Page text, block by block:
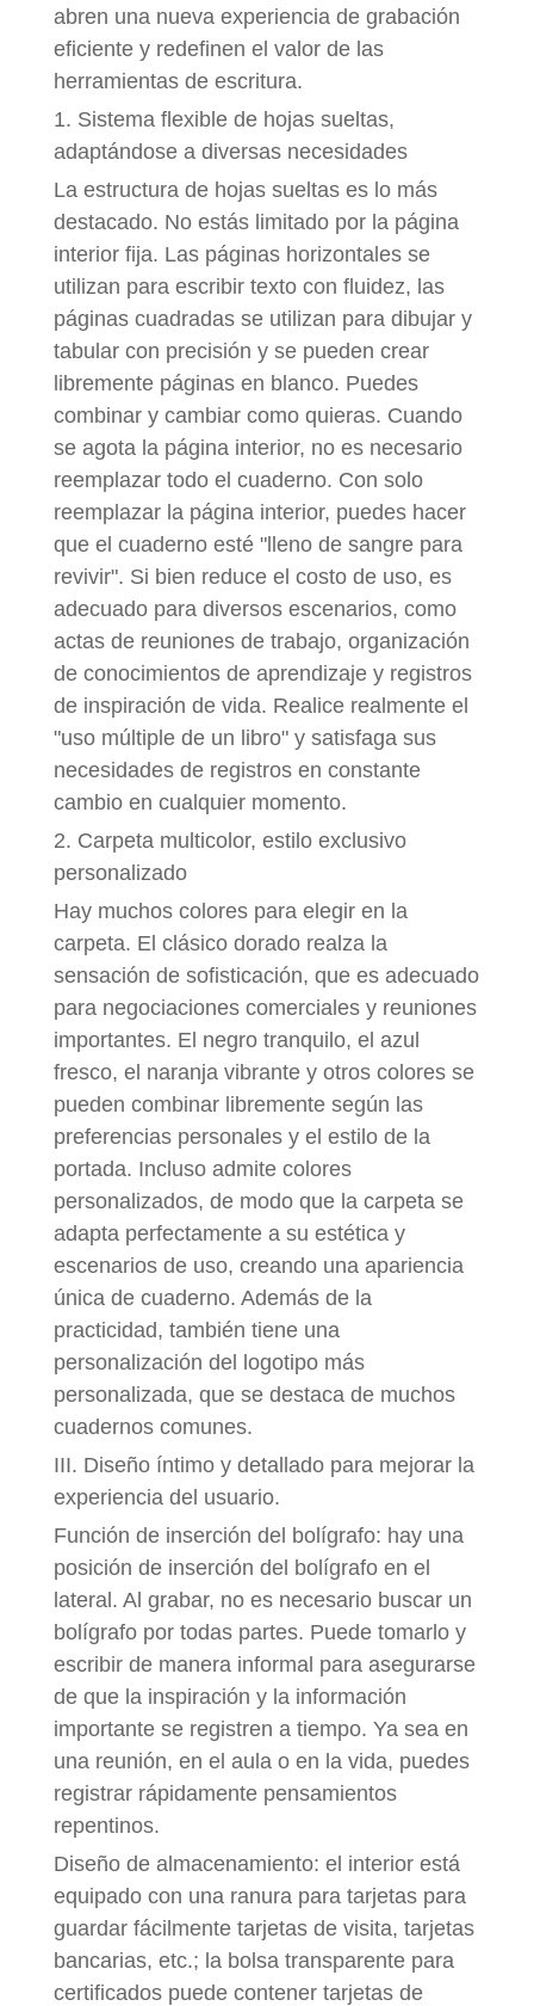
abren una nueva experiencia de grabación
eficiente y redefinen el valor de las
herramientas de escritura.
1. Sistema flexible de hojas sueltas,
adaptándose a diversas necesidades
La estructura de hojas sueltas es lo más
destacado. No estás limitado por la página
interior fija. Las páginas horizontales se
utilizan para escribir texto con fluidez, las
páginas cuadradas se utilizan para dibujar y
tabular con precisión y se pueden crear
libremente páginas en blanco. Puedes
combinar y cambiar como quieras. Cuando
se agota la página interior, no es necesario
reemplazar todo el cuaderno. Con solo
reemplazar la página interior, puedes hacer
que el cuaderno esté "lleno de sangre para
revivir". Si bien reduce el costo de uso, es
adecuado para diversos escenarios, como
actas de reuniones de trabajo, organización
de conocimientos de aprendizaje y registros
de inspiración de vida. Realice realmente el
"uso múltiple de un libro" y satisfaga sus
necesidades de registros en constante
cambio en cualquier momento.
2. Carpeta multicolor, estilo exclusivo
personalizado
Hay muchos colores para elegir en la
carpeta. El clásico dorado realza la
sensación de sofisticación, que es adecuado
para negociaciones comerciales y reuniones
importantes. El negro tranquilo, el azul
fresco, el naranja vibrante y otros colores se
pueden combinar libremente según las
preferencias personales y el estilo de la
portada. Incluso admite colores
personalizados, de modo que la carpeta se
adapta perfectamente a su estética y
escenarios de uso, creando una apariencia
única de cuaderno. Además de la
practicidad, también tiene una
personalización del logotipo más
personalizada, que se destaca de muchos
cuadernos comunes.
III. Diseño íntimo y detallado para mejorar la
experiencia del usuario.
Función de inserción del bolígrafo: hay una
posición de inserción del bolígrafo en el
lateral. Al grabar, no es necesario buscar un
bolígrafo por todas partes. Puede tomarlo y
escribir de manera informal para asegurarse
de que la inspiración y la información
importante se registren a tiempo. Ya sea en
una reunión, en el aula o en la vida, puedes
registrar rápidamente pensamientos
repentinos.
Diseño de almacenamiento: el interior está
equipado con una ranura para tarjetas para
guardar fácilmente tarjetas de visita, tarjetas
bancarias, etc.; la bolsa transparente para
certificados puede contener tarjetas de